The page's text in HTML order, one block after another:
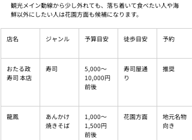
観光メイン動線から少し外れても、落ち着いて食べたい人や海
鮮以外にしたい人は花園方面も候補になります。
店名 ジャンル 予算目安 徒歩目安 予約
おたる政
寿司 本店
寿司
5,000〜
10,000円
前後
寿司屋通
り
推奨
龍鳳
あんかけ
焼きそば
1,000〜
1,500円
前後
花園方面
地元名物
向き